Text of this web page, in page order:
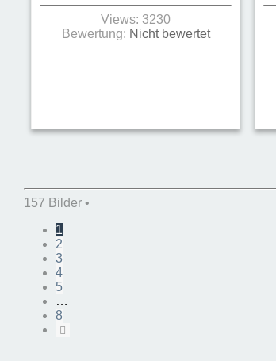
Views: 3230
Bewertung: Nicht bewertet
157 Bilder •
1
2
3
4
5
…
8